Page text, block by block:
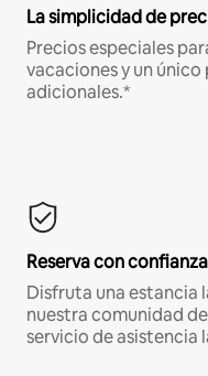
La simplicidad de
Precios especiales
vacaciones y un
adicionales.*
Reserva con confianza
Disfruta una estancia
nuestra comunidad
servicio de asistencia